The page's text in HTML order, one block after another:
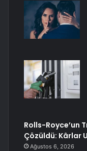
Rolls-Royce’un
Çözüldü: Kârlar
Ağustos 6, 2026